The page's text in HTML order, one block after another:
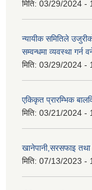
मिति: 03/29/2024 -
न्यायीक समितिले
सम्वन्धमा व्यवस्था गर्न
मिति: 03/29/2024 -
एकिकृत प्रारम्भिक
मिति: 03/21/2024 -
खानेपानी,सरसफाइ
मिति: 07/13/2023 -